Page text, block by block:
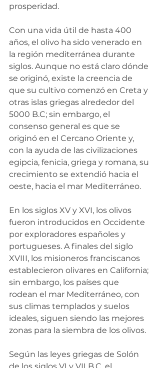
prosperidad.
Con una vida útil de hasta 400
años, el olivo ha sido venerado en
la región mediterránea durante
siglos. Aunque no está claro dónde
se originó, existe la creencia de
que su cultivo comenzó en Creta y
otras islas griegas alrededor del
5000 B.C; sin embargo, el
consenso general es que se
originó en el Cercano Oriente y,
con la ayuda de las civilizaciones
egipcia, fenicia, griega y romana, su
crecimiento se extendió hacia el
oeste, hacia el mar Mediterráneo.
En los siglos XV y XVI, los olivos
fueron introducidos en Occidente
por exploradores españoles y
portugueses. A finales del siglo
XVIII, los misioneros franciscanos
establecieron olivares en California;
sin embargo, los países que
rodean el mar Mediterráneo, con
sus climas templados y suelos
ideales, siguen siendo las mejores
zonas para la siembra de los olivos.
Según las leyes griegas de Solón